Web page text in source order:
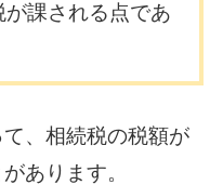
課される点であ
、相続税の税額が
あります。